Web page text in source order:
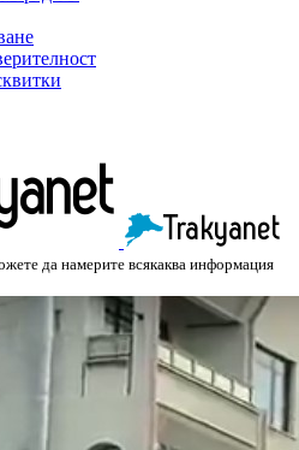
да намерите всякаква информация